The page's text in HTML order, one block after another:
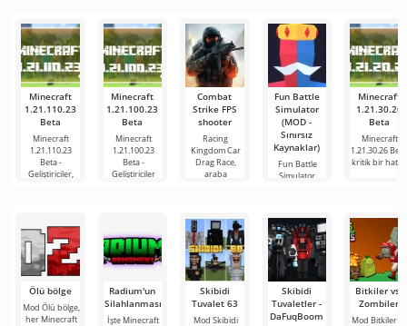
sağlayan
Minecraft
1.21.110.23
Beta
Minecraft
1.21.110.23
Beta -
Geliştiriciler,
Minecraft
1.21.100.23
Beta
Minecraft
1.21.100.23
Beta -
Geliştiriciler
Combat
Strike FPS
shooter
Racing
Kingdom Car
Drag Race,
araba
Fun Battle
Simulator
(MOD -
Sınırsız
Kaynaklar)
Fun Battle
Simulator,
Minecraft
1.21.30.26
Beta
Minecraft
1.21.30.26
kritik bir
Ölü bölge
Mod Ölü bölge,
her Minecraft
Radium'un
Silahlanması
İşte Minecraft
Skibidi
Tuvalet 63
Mod Skibidi
Skibidi
Tuvaletler -
DaFuqBoom
Bitkiler vs.
Zombiler
Mod Bitkiler